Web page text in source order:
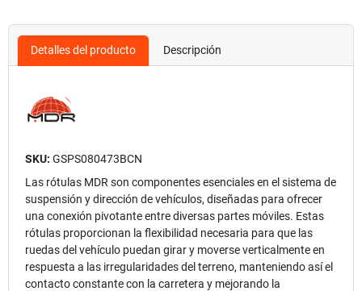
Detalles del producto Descripción
SKU: GSPS080473BCN
Las rótulas MDR son componentes esenciales en el sistema de
suspensión y dirección de vehículos, diseñadas para ofrecer
una conexión pivotante entre diversas partes móviles. Estas
rótulas proporcionan la flexibilidad necesaria para que las
ruedas del vehículo puedan girar y moverse verticalmente en
respuesta a las irregularidades del terreno, manteniendo así el
contacto constante con la carretera y mejorando la